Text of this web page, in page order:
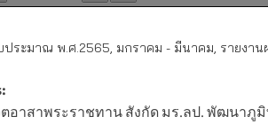
ประมาณ พ.ศ.2565 มกราคม - มีนาคม รายงา
อาสาพระราชทาน สังกัด มร.ลป. พัฒนาภูมิ